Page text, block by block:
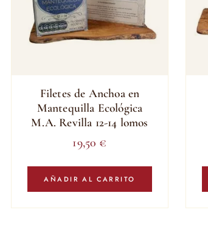
Filetes de Anchoa en
Mantequilla Ecológica
M.A. Revilla 12-14 lomos
19,50 €
AÑADIR AL CARRITO